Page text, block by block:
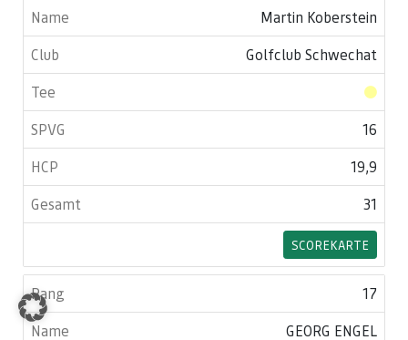
Martin Koberstein
Golfclub Schwechat
16
19,9
31
SCOREKARTE
17
GEORG ENGEL